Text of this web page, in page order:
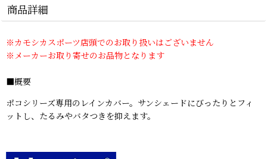
商品詳細
※カモシカスポーツ店頭でのお取り扱いはございません
※メーカーお取り寄せのお品物となります
■概要
ポコシリーズ専用のレインカバー。サンシェードにびったりとフィ
ットし、たるみやバタつきを抑えます。